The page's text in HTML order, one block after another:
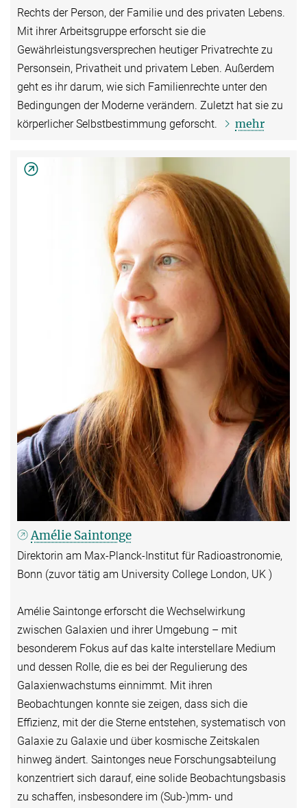
Rechts der Person, der Familie und des privaten Lebens.
Mit ihrer Arbeitsgruppe erforscht sie die
Gewährleistungsversprechen heutiger Privatrechte zu
Personsein, Privatheit und privatem Leben. Außerdem
geht es ihr darum, wie sich Familienrechte unter den
Bedingungen der Moderne verändern. Zuletzt hat sie zu
körperlicher Selbstbestimmung geforscht.
mehr
Amélie Saintonge
Direktorin am Max-Planck-Institut für Radioastronomie,
Bonn (zuvor tätig am University College London, UK )
Amélie Saintonge erforscht die Wechselwirkung
zwischen Galaxien und ihrer Umgebung – mit
besonderem Fokus auf das kalte interstellare Medium
und dessen Rolle, die es bei der Regulierung des
Galaxienwachstums einnimmt. Mit ihren
Beobachtungen konnte sie zeigen, dass sich die
Effizienz, mit der die Sterne entstehen, systematisch von
Galaxie zu Galaxie und über kosmische Zeitskalen
hinweg ändert. Saintonges neue Forschungsabteilung
konzentriert sich darauf, eine solide Beobachtungsbasis
zu schaffen, insbesondere im (Sub-)mm- und